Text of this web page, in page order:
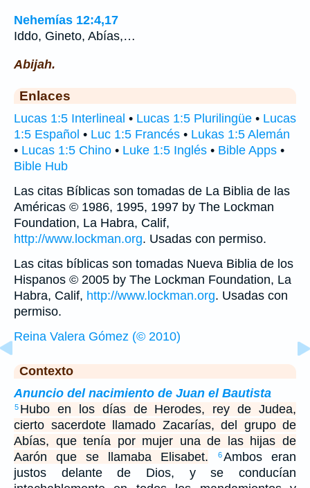
Nehemías 12:4,17
Iddo, Gineto, Abías,…
Abijah.
Enlaces
Lucas 1:5 Interlineal • Lucas 1:5 Plurilingüe • Lucas
1:5 Español • Luc 1:5 Francés • Lukas 1:5 Alemán
• Lucas 1:5 Chino • Luke 1:5 Inglés • Bible Apps •
Bible Hub
Las citas Bíblicas son tomadas de La Biblia de las
Américas © 1986, 1995, 1997 by The Lockman
Foundation, La Habra, Calif,
http://www.lockman.org. Usadas con permiso.
Las citas bíblicas son tomadas Nueva Biblia de los
Hispanos © 2005 by The Lockman Foundation, La
Habra, Calif, http://www.lockman.org. Usadas con
permiso.
Reina Valera Gómez (© 2010)
Contexto
Anuncio del nacimiento de Juan el Bautista
5 Hubo en los días de Herodes, rey de Judea,
cierto sacerdote llamado Zacarías, del grupo de
Abías, que tenía por mujer una de las hijas de
Aarón que se llamaba Elisabet.
6Ambos eran
justos delante de Dios, y se conducían